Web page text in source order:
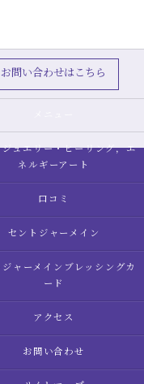
お問い合わせはこちら
ュエリー・ヒーリング，エ
ネルギーアート
口コミ
セントジャーメイン
ャーメインブレッシングカ
ード
アクセス
お問い合わせ